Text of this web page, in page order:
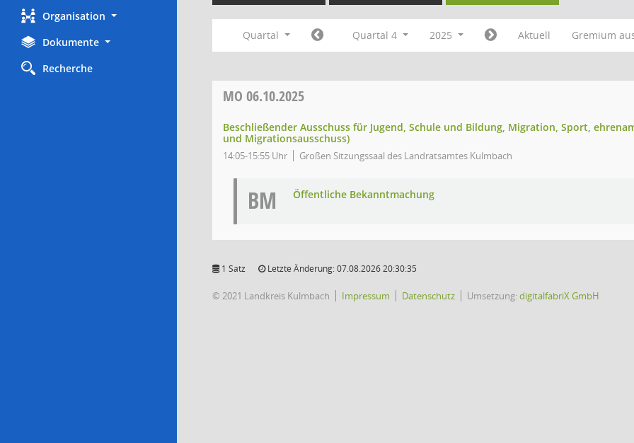
Organisation
Dokumente
Recherche
Quartal Quartal 4 2025 Aktuell Gremium
MO 06.10.2025
Beschließender Ausschuss für Jugend, Schule und Bildung, Migration, Sport,
und Migrationsausschuss)
14:05-15:55 Uhr Großen Sitzungssaal des Landratsamtes Kulmbach
BM Öffentliche Bekanntmachung
1 Satz Letzte Änderung: 07.08.2026 20:30:35
© 2021 Landkreis Kulmbach Impressum Datenschutz Umsetzung:digitalfabriX GmbH